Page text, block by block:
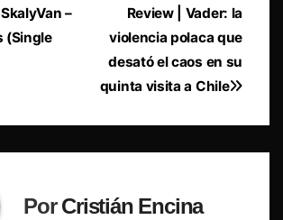
Review | Vader: la
violencia polaca que
desató el caos en su
quinta visita a Chile
–
(Single
PorCristián Encina